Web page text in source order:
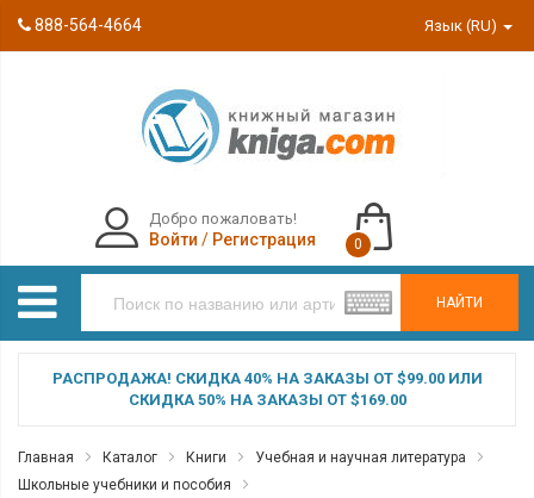
888-564-4664 Язык (RU)
НАЙТИ
Добро пожаловать!
Войти / Регистрация 0
РАСПРОДАЖА! СКИДКА 40% НА ЗАКАЗЫ ОТ $99.00 ИЛИ
СКИДКА 50% НА ЗАКАЗЫ ОТ $169.00
Главная Каталог Книги
Учебная и научная литература
Школьные учебники и пособия